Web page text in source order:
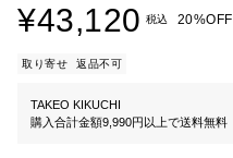
¥43,120 税込 20%OFF
取り寄せ 返品不可
TAKEO KIKUCHI
購入合計金額9,990円以上で送料無料